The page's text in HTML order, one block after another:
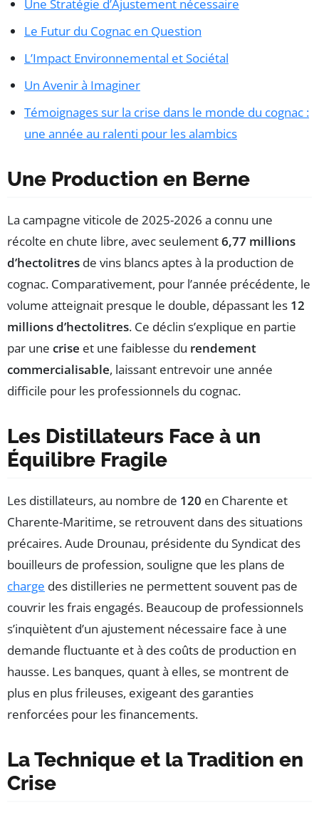
Une Stratégie d’Ajustement nécessaire
Le Futur du Cognac en Question
L’Impact Environnemental et Sociétal
Un Avenir à Imaginer
Témoignages sur la crise dans le monde du cognac :
une année au ralenti pour les alambics
Une Production en Berne
La campagne viticole de 2025-2026 a connu une
récolte en chute libre, avec seulement6,77 millions
d’hectolitres de vins blancs aptes à la production de
cognac. Comparativement, pour l’année précédente, le
volume atteignait presque le double, dépassant les 12
millions d’hectolitres. Ce déclin s’explique en partie
par une crise et une faiblesse du rendement
commercialisable, laissant entrevoir une année
difficile pour les professionnels du cognac.
Les Distillateurs Face à un
Équilibre Fragile
Les distillateurs, au nombre de 120 en Charente et
Charente-Maritime, se retrouvent dans des situations
précaires. Aude Drounau, présidente du Syndicat des
bouilleurs de profession, souligne que les plans de
charge des distilleries ne permettent souvent pas de
couvrir les frais engagés. Beaucoup de professionnels
s’inquiètent d’un ajustement nécessaire face à une
demande fluctuante et à des coûts de production en
hausse. Les banques, quant à elles, se montrent de
plus en plus frileuses, exigeant des garanties
renforcées pour les financements.
La Technique et la Tradition en
Crise